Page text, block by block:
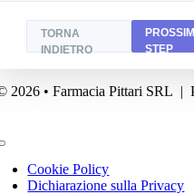
TORNA
INDIETRO
STEP
2026 • Farmacia Pittari SRL |
Cookie Policy
Dichiarazione sulla Privacy